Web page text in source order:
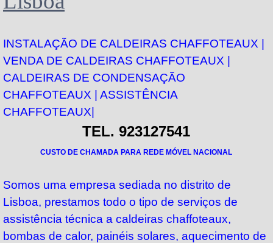
INSTALAÇÃO DE CALDEIRAS CHAFFOTEAUX
VENDA DE CALDEIRAS CHAFFOTEAUX
CALDEIRAS DE CONDENSAÇÃO
CHAFFOTEAUX | ASSISTÊNCIA
CHAFFOTEAUX
TEL. 923127541
CUSTO DE CHAMADA PARA REDE MÓVEL NACIONAL
Somos uma empresa sediada no distrito de
Lisboa, prestamos todo o tipo de serviços de
assistência técnica a caldeiras chaffoteaux,
bombas de calor, painéis solares, aquecimento de